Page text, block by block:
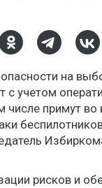
на
учетом
числе примут во
рисков и